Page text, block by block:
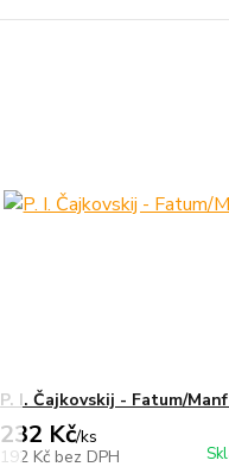
P. I. Čajkovskij - Fatum/
232 Kč/ks
192 Kč bez DPH